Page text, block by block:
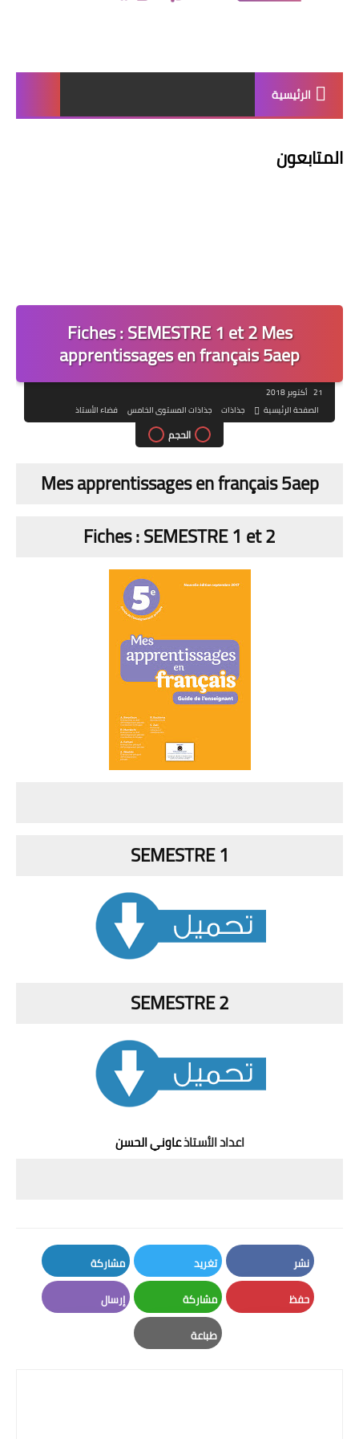
الرئيسية
المتابعون
Fiches : SEMESTRE 1 et 2 Mes
apprentissages en français 5aep
21 أكتوبر 2018
الصفحة الرئيسية
جذاذات جذاذات المستوى الخامس فضاء الأستاذ
الحجم
Mes apprentissages en français 5aep
Fiches : SEMESTRE 1 et 2
SEMESTRE 1
SEMESTRE 2
اعدادالأستاذعاوني الحسن
نشر
Facebook
تغريد
Twitter
مشاركة
LinkedIn
حفظ مشاركة
Whatsapp
إرسال
طباعة